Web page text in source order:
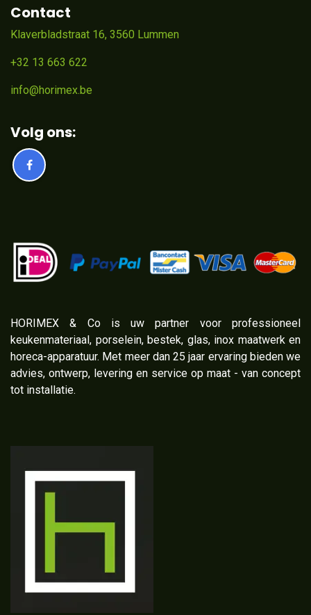
Contact
Klaverbladstraat 16, 3560 Lummen
+32 13 663 622
info@horimex.be
Volg ons:
​HORIMEX & Co is uw partner voor professioneel
keukenmateriaal, porselein, bestek, glas, inox maatwerk en
horeca-apparatuur. Met meer dan 25 jaar ervaring bieden we
advies, ontwerp, levering en service op maat - van concept
tot installatie.